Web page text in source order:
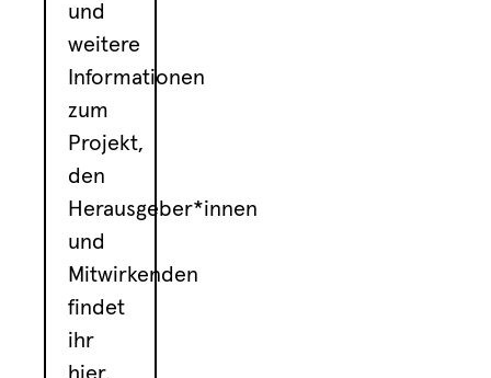
und
weitere
Informationen
zum
Projekt,
den
Herausgeber*innen
und
Mitwirkenden
findet
ihr
hier.